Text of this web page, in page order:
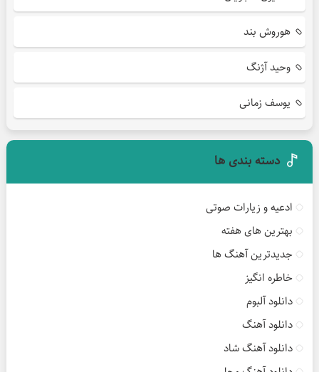
هوروش بند
وحید آژنگ
یوسف زمانی
دسته بندی ها
ادعیه و زیارات صوتی
بهترین های هفته
جدیدترین آهنگ ها
خاطره انگیز
دانلود آلبوم
دانلود آهنگ
دانلود آهنگ شاد